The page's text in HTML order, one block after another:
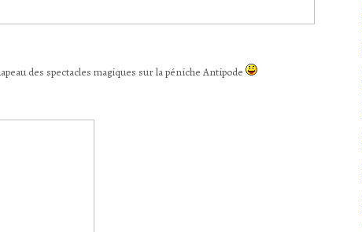
des spectacles magiques sur la péniche Antipode